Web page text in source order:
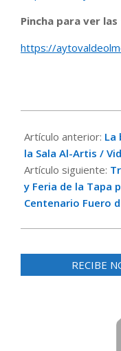
Pincha para ver
https://
09-
24
Artículo anterior: La
la Sala Al-Artis /
Artículo siguiente:
y Feria de la Tapa
Centenario Fuero
RECIBE